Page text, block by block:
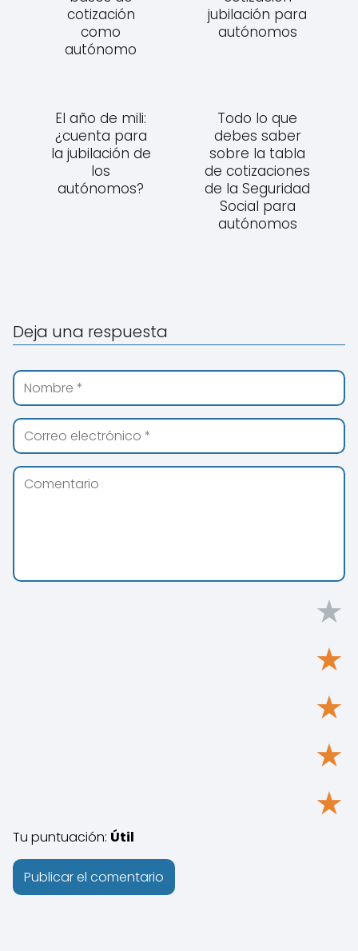
cotización
como
autónomo
jubilación para
autónomos
El año de mili:
¿cuenta para
la jubilación de
los
autónomos?
Todo lo que
debes saber
sobre la tabla
de cotizaciones
de la Seguridad
Social para
autónomos
Deja una respuesta
★
★
★
★
★
Tu puntuación: Útil